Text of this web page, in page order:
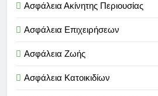
Ασφάλεια Ακίνητης Περιουσίας
Ασφάλεια Επιχειρήσεων
Ασφάλεια Ζωής
Ασφάλεια Κατοικιδίων